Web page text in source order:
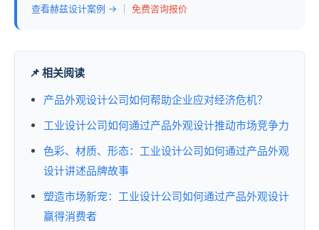
查看赫兹设计案例 → 免费咨询报价
📌 相关阅读
产品外观设计公司如何帮助企业应对经济危机？
工业设计公司如何通过产品外观设计推动市场竞争力
色彩、材质、形态：工业设计公司如何通过产品外观
设计讲述品牌故事
塑造市场新宠：工业设计公司如何通过产品外观设计
赢得消费者